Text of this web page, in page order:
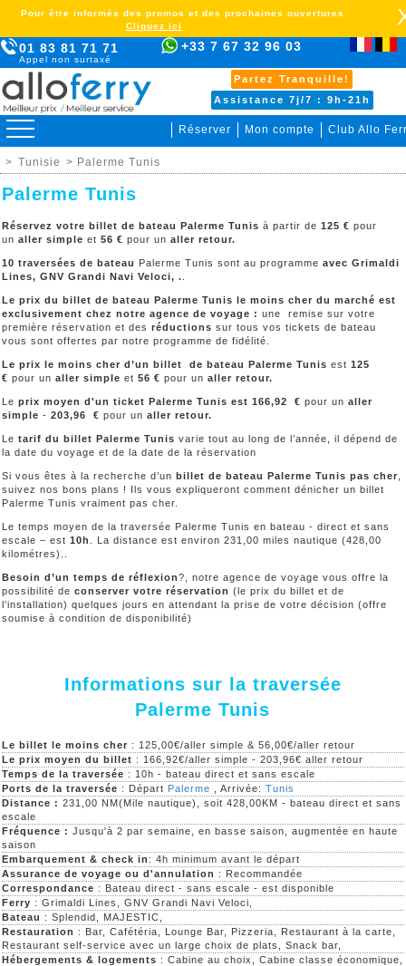
01 83 81 71 71
Appel non surtaxé
+33 7 67 32 96 03
Partez Tranquille!
Assistance 7j/7 : 9h-21h
Réserver Mon compte Club Allo
Pour être informés des promos et des prochaines ouvertures
Cliquez ici
> Tunisie > Palerme Tunis
Palerme Tunis
Réservez votre billet de bateau Palerme Tunis à partir de 125 € pour
un aller simple et 56 € pour un aller retour.
10 traversées de bateau Palerme Tunis sont au programme avec Grimaldi
Lines, GNV Grandi Navi Veloci, .
Le prix du billet de bateau Palerme Tunis le moins cher du marché est
exclusivement chez notre agence de voyage : une remise sur votre
première réservation et des réductions sur tous vos tickets de bateau
vous sont offertes par notre programme de fidélité.
Le prix le moins cher d’un billet de bateau Palerme Tunis est 125
€ pour un aller simple et 56 € pour un aller retour.
Le prix moyen d'un ticket Palerme Tunis est 166,92 € pour un aller
simple - 203,96 € pour un aller retour.
Le tarif du billet Palerme Tunis varie tout au long de l’année, il dépend de
la date du voyage et de la date de la réservation
Si vous êtes à la recherche d’un billet de bateau Palerme Tunis pas cher
suivez nos bons plans ! Ils vous expliqueront comment dénicher un billet
Palerme Tunis vraiment pas cher.
Le temps moyen de la traversée Palerme Tunis en bateau - direct et sans
escale – est 10h
. La distance est environ 231,00 miles nautique (428,00
kilométres)..
Besoin d’un temps de réflexion?, notre agence de voyage vous offre la
possibilité de conserver votre réservation (le prix du billet et de
l’installation) quelques jours en attendant la prise de votre décision (offre
soumise à condition de disponibilité)
Informations sur la traversée
Palerme Tunis
Le billet le moins cher : 125,00€/aller simple & 56,00€/aller retour
Le prix moyen du billet : 166,92€/aller simple - 203,96€ aller retour
Temps de la traversée : 10h - bateau direct et sans escale
Ports de la traversée : Départ Palerme , Arrivée: Tunis
Distance : 231,00 NM(Mile nautique), soit 428,00KM - bateau direct et sans
escale
Fréquence : Jusqu'à 2 par semaine, en basse saison, augmentée en haute
saison
Embarquement & check in : 4h minimum avant le départ
Assurance de voyage ou d'annulation : Recommandée
Correspondance : Bateau direct - sans escale - est disponible
Ferry : Grimaldi Lines, GNV Grandi Navi Veloci,
Bateau : Splendid, MAJESTIC,
Restauration : Bar, Cafétéria, Lounge Bar, Pizzeria, Restaurant à la carte,
Restaurant self-service avec un large choix de plats, Snack bar,
Hébergements & logements : Cabine au choix, Cabine classe économique,